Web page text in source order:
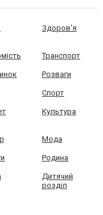
Здоров'я
Транспорт
Розваги
Спорт
Культура
Мода
Родина
Дитячий
розділ